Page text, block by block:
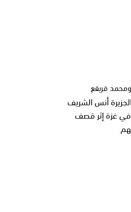
أنس الشريف
غزة إثر قصف